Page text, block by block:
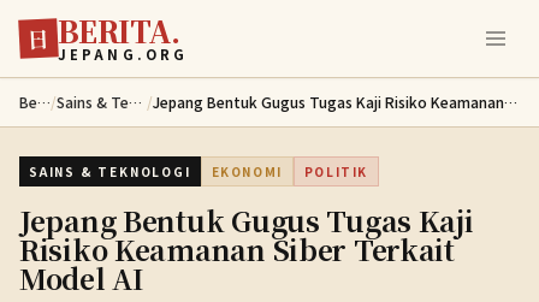
Lewati ke konten utama
日 BERITA.
JEPANG.ORG
Berita/ Sains & Teknologi / Jepang Bentuk Gugus Tugas Kaji Risiko Keamanan Siber Terkait Model AI
SAINS & TEKNOLOGI EKONOMI POLITIK
Jepang Bentuk Gugus Tugas Kaji
Risiko Keamanan Siber Terkait
Model AI